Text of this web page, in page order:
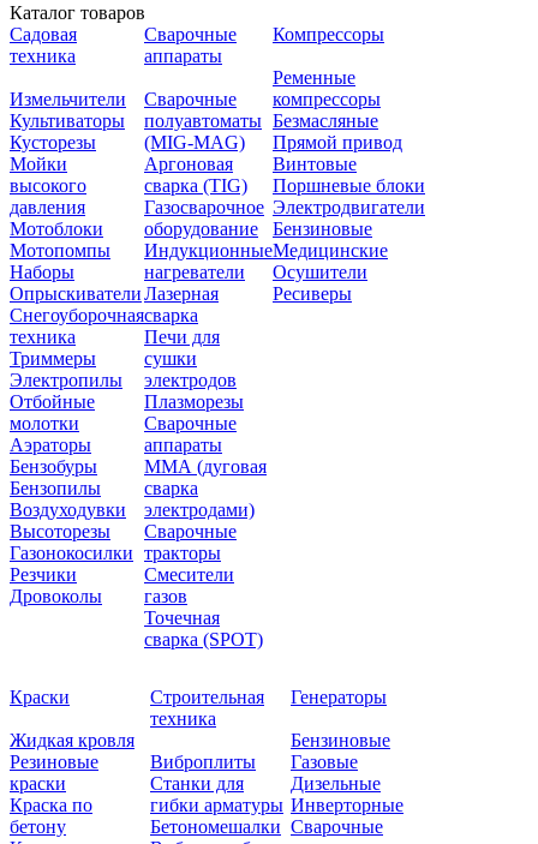
Каталог товаров
Садовая
техника
Измельчители
Культиваторы
Кусторезы
Мойки
высокого
давления
Мотоблоки
Мотопомпы
Наборы
Опрыскиватели
Снегоуборочная
техника
Триммеры
Электропилы
Отбойные
молотки
Аэраторы
Бензобуры
Бензопилы
Воздуходувки
Высоторезы
Газонокосилки
Резчики
Дровоколы
Сварочные
аппараты
Сварочные
полуавтоматы
(MIG-MAG)
Аргоновая
сварка (TIG)
Газосварочное
оборудование
Индукционные
нагреватели
Лазерная
сварка
Печи для
сушки
электродов
Плазморезы
Сварочные
аппараты
ММА (дуговая
сварка
электродами)
Сварочные
тракторы
Смесители
газов
Точечная
сварка (SPOT)
Компрессоры
Ременные
компрессоры
Безмасляные
Прямой привод
Винтовые
Поршневые блоки
Электродвигатели
Бензиновые
Медицинские
Осушители
Ресиверы
Краски
Жидкая кровля
Резиновые
краски
Краска по
бетону
Строительная
техника
Виброплиты
Станки для
гибки арматуры
Бетономешалки
Генераторы
Бензиновые
Газовые
Дизельные
Инверторные
Сварочные